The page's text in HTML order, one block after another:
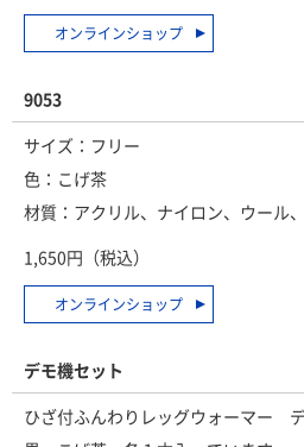
オンラインショップ
9053
サイズ：フリー
色：こげ茶
材質：アクリル、ナイロン、ウール
1,650円（税込）
オンラインショップ
デモ機セット
ひざ付ふんわりレッグウォーマー